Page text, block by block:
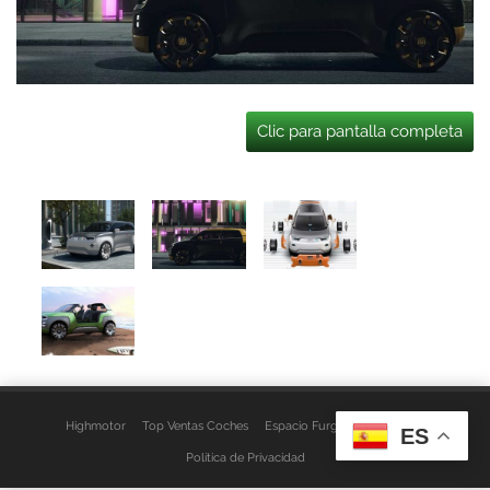
Clic para pantalla completa
Highmotor Top Ventas Coches Espacio Furgo Aviso Legal
Política de Privacidad
ES